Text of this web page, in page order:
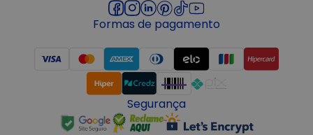
Formas de pagamento
Segurança